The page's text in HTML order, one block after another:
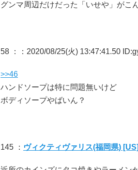
グンマ周辺だけだった「いせや」がこ
58 ： ：2020/08/25(火) 13:47:41.50
>>46
ハンドソープは特に問題無いけど
ボディソープやばいん？
145 ： ヴィクティヴァリス(福岡県) [US]